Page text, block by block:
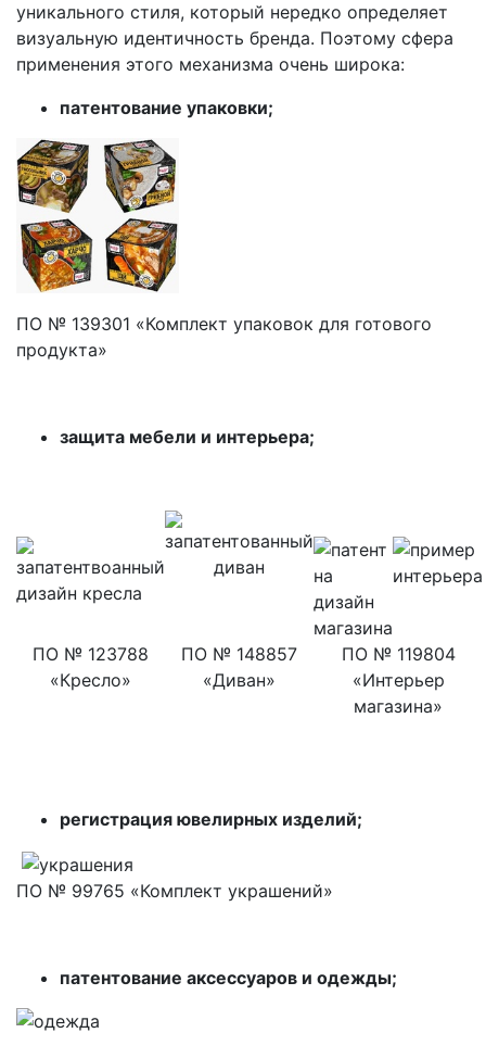
уникального стиля, который нередко определяет
визуальную идентичность бренда. Поэтому сфера
применения этого механизма очень широка:
патентование упаковки;
ПО № 139301 «Комплект упаковок для готового
продукта»
защита мебели и интерьера;
ПО № 123788
«Кресло»
ПО № 148857
«Диван»
ПО № 119804
«Интерьер
магазина»
регистрация ювелирных изделий;
ПО № 99765 «Комплект украшений»
патентование аксессуаров и одежды;